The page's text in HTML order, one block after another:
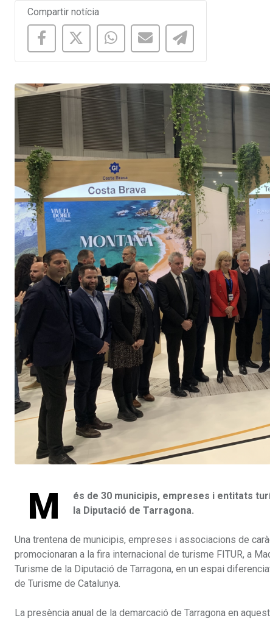
Compartir notícia
M
és de 30 municipis, empreses i entitats
la Diputació de Tarragona.
Una trentena de municipis, empreses i associacions de
promocionaran a la fira internacional de turisme FITUR, a
Turisme de la Diputació de Tarragona, en un espai
de Turisme de Catalunya.
La presència anual de la demarcació de Tarragona en